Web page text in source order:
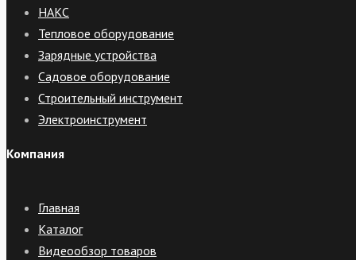
НАКС
Тепловое оборудование
Зарядные устройства
Садовое оборудование
Строительный инструмент
Электроинструмент
Компания
Главная
Каталог
Видеообзор товаров